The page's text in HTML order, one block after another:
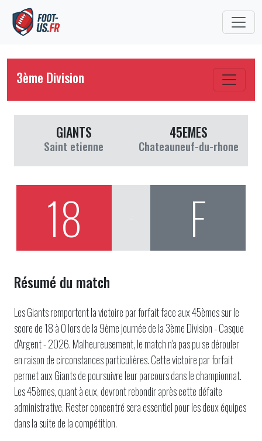
3ème Division
GIANTS
Saint etienne
45EMES
Chateauneuf-du-rhone
18 F
Résumé du match
Les Giants remportent la victoire par forfait face aux 45èmes sur le
score de 18 à 0 lors de la 9ème journée de la 3ème Division - Casque
d'Argent - 2026. Malheureusement, le match n'a pas pu se dérouler
en raison de circonstances particulières. Cette victoire par forfait
permet aux Giants de poursuivre leur parcours dans le championnat.
Les 45èmes, quant à eux, devront rebondir après cette défaite
administrative. Rester concentré sera essentiel pour les deux équipes
dans la suite de la compétition.